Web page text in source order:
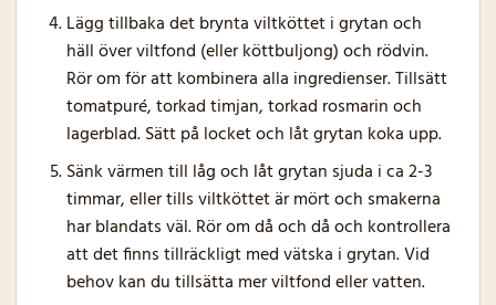
Lägg tillbaka det brynta viltköttet i grytan och
häll över viltfond (eller köttbuljong) och rödvin.
Rör om för att kombinera alla ingredienser. Tillsätt
tomatpuré, torkad timjan, torkad rosmarin och
lagerblad. Sätt på locket och låt grytan koka upp.
Sänk värmen till låg och låt grytan sjuda i ca 2-3
timmar, eller tills viltköttet är mört och smakerna
har blandats väl. Rör om då och då och kontrollera
att det finns tillräckligt med vätska i grytan. Vid
behov kan du tillsätta mer viltfond eller vatten.